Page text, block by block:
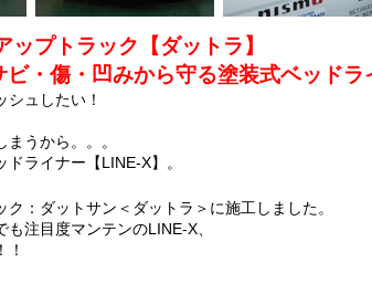
ップトラック【ダットラ】
・傷・凹みから守る塗装式ベッドラ
シュしたい！
うから。。。
ライナー【LINE-X】。
：ダットサン＜ダットラ＞に施工しました。
注目度マンテンのLINE-X、